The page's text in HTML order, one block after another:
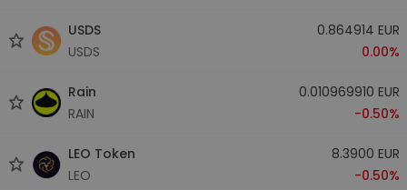
USDS
USDS
0.864914 EUR
0.00%
Rain
RAIN
0.010969910 EUR
-0.50%
LEO Token
LEO
8.3900 EUR
-0.50%